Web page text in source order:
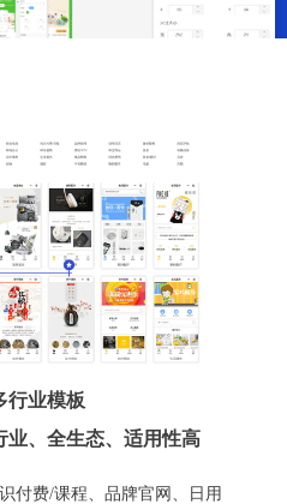
行业模板
业、全生态、适用性高
付费/课程、品牌官网、日用